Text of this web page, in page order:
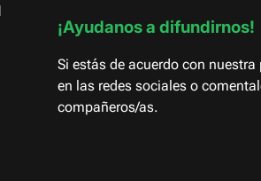
¡Ayudanos a difundirnos!
Si estás de acuerdo con
en las redes sociales o
compañeros/as.